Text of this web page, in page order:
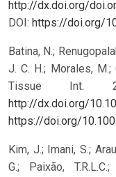
http://dx.doi.org/
DOI: https://doi.org/
Batina, N.;
J. C. H.; Morales, M.;
Tissue Int.
http://dx.doi.org/
https://doi.org/
Kim, J.; Imani, S.;
G.; Paixão,